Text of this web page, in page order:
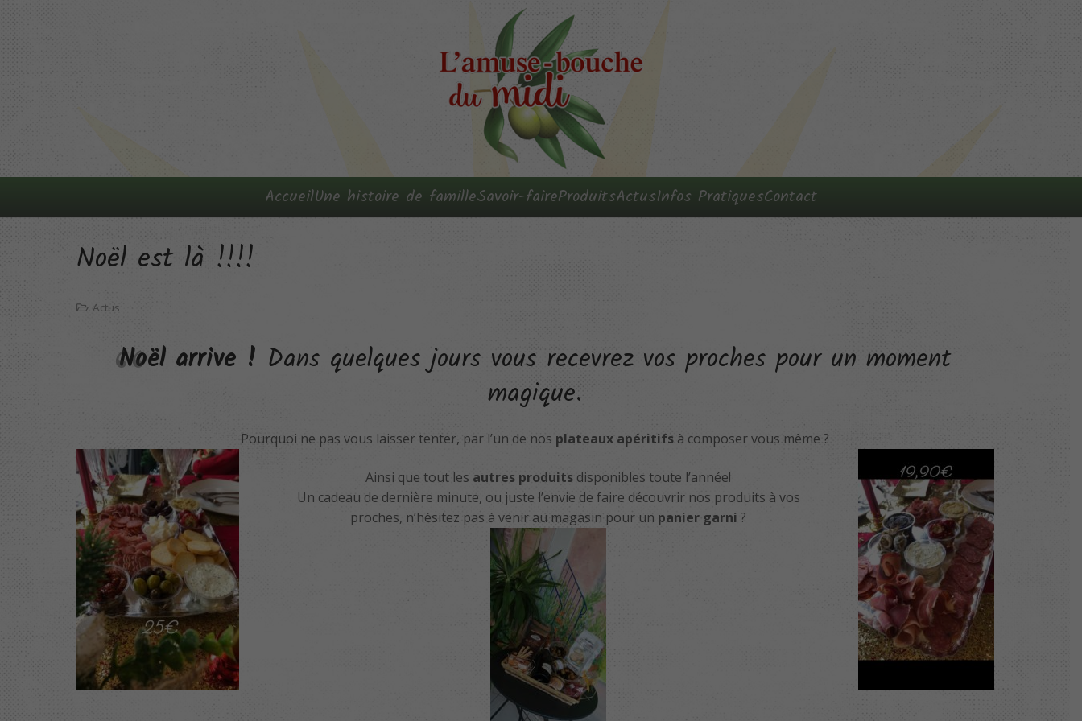
AccueilUne histoire de familleSavoir-faireProduitsActusInfos PratiquesContact
Noël est là !!!!
Actus
Noël arrive ! Dans quelques jours vous recevrez vos proches pour un moment
magique.
Pourquoi ne pas vous laisser tenter, par l’un de nos plateaux apéritifs à composer vous même ?
Ainsi que tout les autres produits disponibles toute l’année!
Un cadeau de dernière minute, ou juste l’envie de faire découvrir nos produits à vos
proches, n’hésitez pas à venir au magasin pour un panier garni ?